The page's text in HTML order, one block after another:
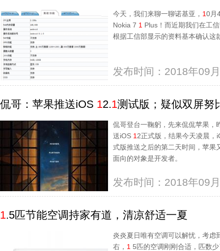
今天，我们来聊一聊诺基亚， 10月
Nokia 7 1 Plus！而近期我们在工
根据工信部显示的资料基本确认
发布时间：2018年09
侃哥：苹果推送iOS 12.1测试版；疑似双屏努
侃哥登台一鞠躬，先来侃侃苹果，
送iOS 1 2正式版，结果今天凌晨，
式版推送之后的第二天时间，苹果
面向的对象是开发者。
发布时间：2018年09
1.5匹节能空调持家有道，清凉舒适一夏
炎炎夏日唯有空调可以解忧，考虑
右， 1 5匹的空调刚刚合适，匹数